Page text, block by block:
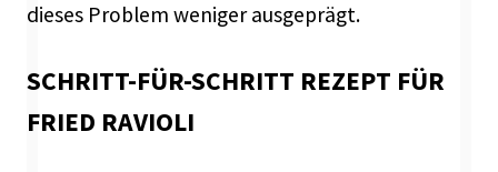
dieses Problem weniger ausgeprägt.
SCHRITT-FÜR-SCHRITT REZEPT FÜR
FRIED RAVIOLI